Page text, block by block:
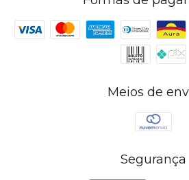
Meios de
Segurança